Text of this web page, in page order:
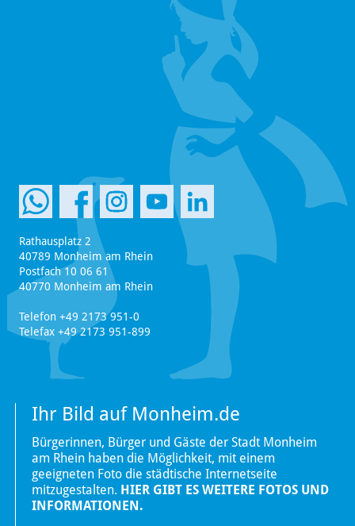
Rathausplatz 2
40789 Monheim am Rhein
Postfach 10 06 61
40770 Monheim am Rhein
Telefon +49 2173 951-0
Telefax +49 2173 951-899
Ihr Bild auf Monheim.de
Bürgerinnen, Bürger und Gäste der Stadt Monheim
am Rhein haben die Möglichkeit, mit einem
geeigneten Foto die städtische Internetseite
mitzugestalten. HIER GIBT ES WEITERE FOTOS UND
INFORMATIONEN.